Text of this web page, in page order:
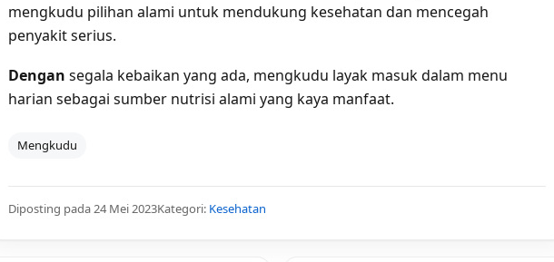
mengkudu pilihan alami untuk mendukung kesehatan dan mencegah
penyakit serius.
Dengan segala kebaikan yang ada, mengkudu layak masuk dalam menu
harian sebagai sumber nutrisi alami yang kaya manfaat.
Mengkudu
Diposting pada 24 Mei 2023Kategori: Kesehatan